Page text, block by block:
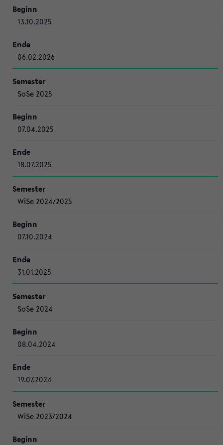
13.10.2025
06.02.2026
SoSe 2025
07.04.2025
18.07.2025
WiSe 2024/2025
07.10.2024
31.01.2025
SoSe 2024
08.04.2024
19.07.2024
WiSe 2023/2024